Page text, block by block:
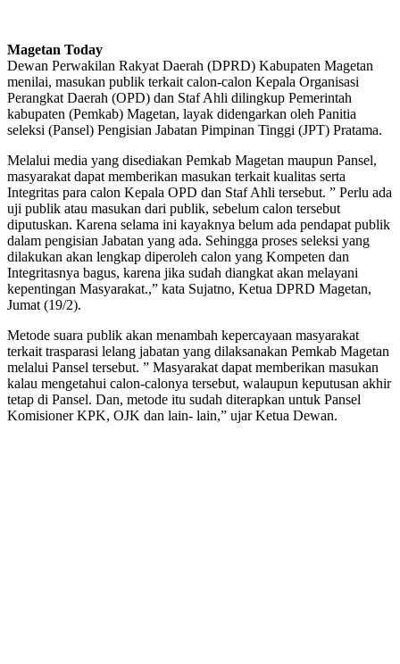
Magetan Today
Dewan Perwakilan Rakyat Daerah (DPRD) Kabupaten Magetan
menilai, masukan publik terkait calon-calon Kepala Organisasi
Perangkat Daerah (OPD) dan Staf Ahli dilingkup Pemerintah
kabupaten (Pemkab) Magetan, layak didengarkan oleh Panitia
seleksi (Pansel) Pengisian Jabatan Pimpinan Tinggi (JPT) Pratama.
Melalui media yang disediakan Pemkab Magetan maupun Pansel,
masyarakat dapat memberikan masukan terkait kualitas serta
Integritas para calon Kepala OPD dan Staf Ahli tersebut. ” Perlu ada
uji publik atau masukan dari publik, sebelum calon tersebut
diputuskan. Karena selama ini kayaknya belum ada pendapat publik
dalam pengisian Jabatan yang ada. Sehingga proses seleksi yang
dilakukan akan lengkap diperoleh calon yang Kompeten dan
Integritasnya bagus, karena jika sudah diangkat akan melayani
kepentingan Masyarakat.,” kata Sujatno, Ketua DPRD Magetan,
Jumat (19/2).
Metode suara publik akan menambah kepercayaan masyarakat
terkait trasparasi lelang jabatan yang dilaksanakan Pemkab Magetan
melalui Pansel tersebut. ” Masyarakat dapat memberikan masukan
kalau mengetahui calon-calonya tersebut, walaupun keputusan akhir
tetap di Pansel. Dan, metode itu sudah diterapkan untuk Pansel
Komisioner KPK, OJK dan lain- lain,” ujar Ketua Dewan.